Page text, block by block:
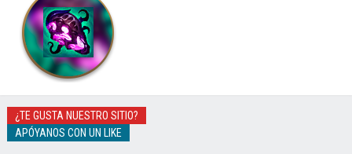
¿TE GUSTA NUESTRO SITIO?
APÓYANOS CON UN LIKE